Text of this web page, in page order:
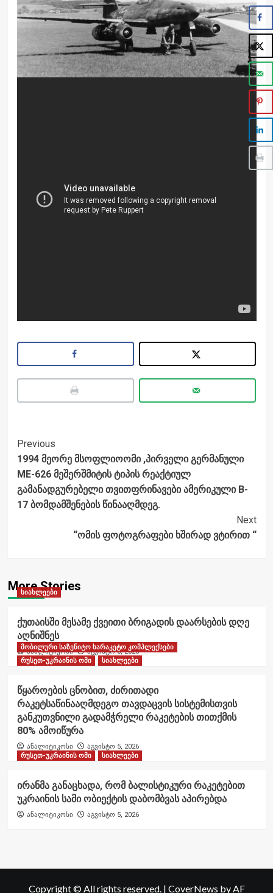
Post
Navigation
Previous
1994 მეორე მსოფლიოომი ,პირველი გერმანული
ME-626 მეშერშმიტის ტიპის რეაქტიულ
გამანადგურებელი თვითფრინავები ამერიკული B-
17 ბომდამშენების წინააღმდეგ.
Next
“ომის ფოტოგრაფები ხშირად ვტირით “
More Stories
სიახლეები
ქუთაისში მესამე ქვეითი ბრიგადის დაარსების დღე
აღნიშნეს
ანალიტიკოსი აგვისტო 6, 2026
მობილური საზენიტო სარაკეტო კომპლექსები
რუსეთ-უკრაინის ომი
სიახლეები
წყაროების ცნობით, ძირითადი
რაკეტსაწინააღმდეგო თავდაცვის სისტემისთვის
განკუთვნილი გადამჭრელი რაკეტების თითქმის
80% ამოიწურა
ანალიტიკოსი
აგვისტო 5, 2026
რუსეთ-უკრაინის ომი
სიახლეები
ირანმა განაცხადა, რომ ბალისტიკური რაკეტებით
უკრაინის სამი ობიექტის დაბომბვას აპირებდა
ანალიტიკოსი აგვისტო 5, 2026
Copyright © All rights reserved. | CoverNews by AF